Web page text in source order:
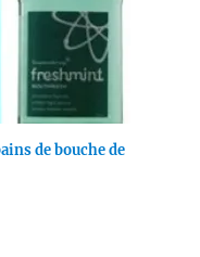
de bouche de